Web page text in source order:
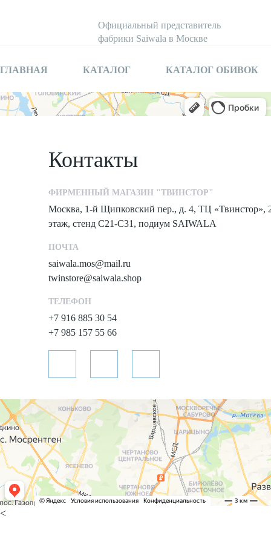
Официальный представитель
фабрики Saiwala в Москве
ГЛАВНАЯ КАТАЛОГ КАТАЛОГ ОБИВОК
Контакты
ФИРМЕННЫЙ МАГАЗИН "ТВИНСТОР"
Москва, 1-й Щипковский пер., д. 4, ТЦ «Твинстор»,
этаж, стенд С21-С31, подиум SAIWALA
ПОЧТА
saiwala.mos@mail.ru
twinstore@saiwala.shop
ТЕЛЕФОН
+7 916 885 30 54
+7 985 157 55 66
<